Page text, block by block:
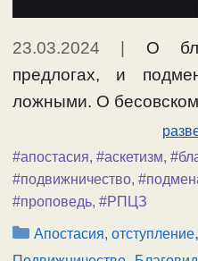
23.03.2024 | О
предлогах, и
ложными. О
#апостасия, #аскетизм,
#подвижничество,
#проповедь, #РПЦЗ
Рубрики
Апостасия, отступление